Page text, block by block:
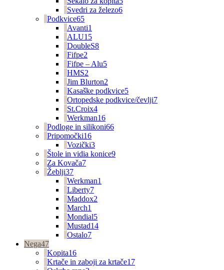
Svedri za železo6
Podkvice65
Avanti1
ALU15
DoubleS8
Fifpe2
Fifpe – Alu5
HMS2
Jim Blurton2
Kasaške podkvice5
Ortopedske podkvice/čevlji7
St.Croix4
Werkman16
Podloge in silikoni66
Pripomočki16
Vozički3
Štole in vidia konice9
Za Kovača7
Žeblji37
Werkman1
Liberty7
Maddox2
March1
Mondial5
Mustad14
Ostalo7
Nega47
Kopita16
Krtače in zaboji za krtače17